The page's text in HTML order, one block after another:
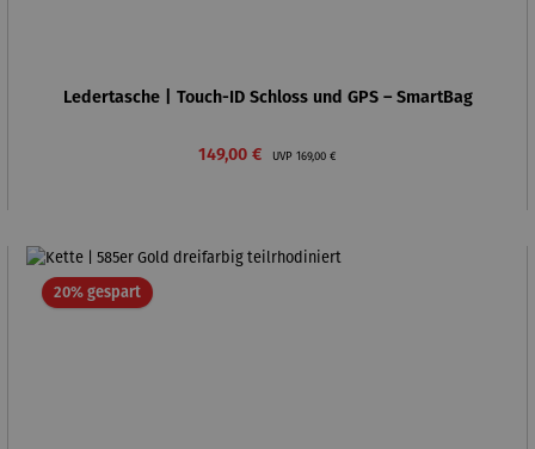
Ledertasche | Touch-ID Schloss und GPS – SmartBag
Verkaufspreis:
149,00 € UVP Regulärer Preis:
169,00 €
20% gespartRabatt